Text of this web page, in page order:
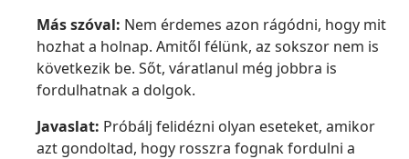
Más szóval: Nem érdemes azon rágódni, hogy mit
hozhat a holnap. Amitől félünk, az sokszor nem is
következik be. Sőt, váratlanul még jobbra is
fordulhatnak a dolgok.
Javaslat: Próbálj felidézni olyan eseteket, amikor
azt gondoltad, hogy rosszra fognak fordulni a